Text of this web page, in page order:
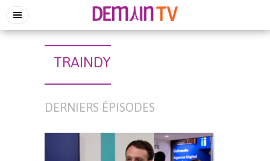
TRAINDY
DERNIERS ÉPISODES